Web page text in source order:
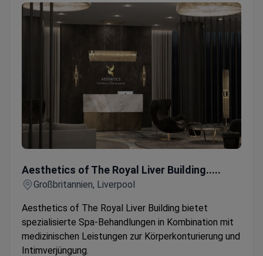
Aesthetics of The Royal Liver Building.....
Großbritannien, Liverpool
Aesthetics of The Royal Liver Building bietet
spezialisierte Spa-Behandlungen in Kombination mit
medizinischen Leistungen zur Körperkonturierung und
Intimverjüngung.